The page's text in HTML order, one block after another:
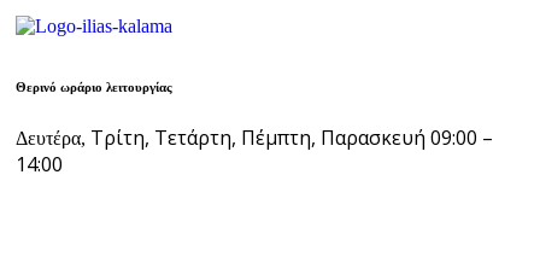
Θερινό ωράριο λειτουργίας
Δευτέρα, Τρίτη, Τετάρτη, Πέμπτη, Παρασκευή 09:00 –
14:00